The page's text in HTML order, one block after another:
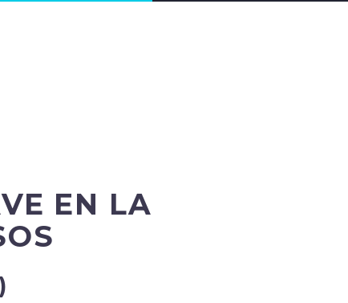
EN LA